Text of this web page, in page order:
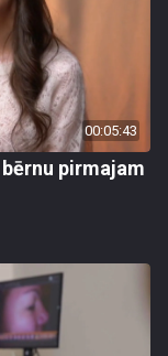
00:05:43
pirmajam